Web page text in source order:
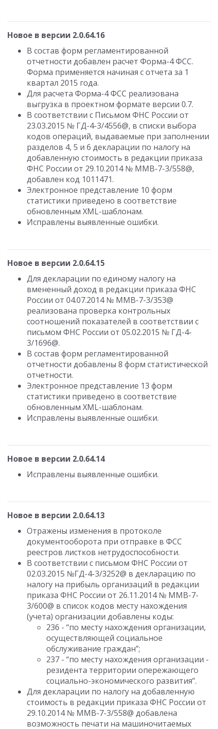
Новое в версии 2.0.64.16
В состав форм регламентированной
отчетности добавлен расчет Форма-4 ФСС.
Форма применяется начиная с отчета за 1
квартал 2015 года.
Для расчета Форма-4 ФСС реализована
выгрузка в проектном формате версии 0.7.
В соответствии с Письмом ФНС России от
23.03.2015 № ГД-4-3/4556@, в списки выбора
кодов операций, выдаваемые при заполнении
разделов 4, 5 и 6 декларации по налогу на
добавленную стоимость в редакции приказа
ФНС России от 29.10.2014 № ММВ-7-3/558@,
добавлен код 1011471.
Электронное представление 10 форм
статистики приведено в соответствие
обновленным XML-шаблонам.
Исправлены выявленные ошибки.
Новое в версии 2.0.64.15
Для декларации по единому налогу на
вмененный доход в редакции приказа ФНС
России от 04.07.2014 № ММВ-7-3/353@
реализована проверка контрольных
соотношений показателей в соответствии с
письмом ФНС России от 05.02.2015 № ГД-4-
3/1696@.
В состав форм регламентированной
отчетности добавлены 8 форм статистической
отчетности.
Электронное представление 13 форм
статистики приведено в соответствие
обновленным XML-шаблонам.
Исправлены выявленные ошибки.
Новое в версии 2.0.64.14
Исправлены выявленные ошибки.
Новое в версии 2.0.64.13
Отражены изменения в протоколе
документооборота при отправке в ФСС
реестров листков нетрудоспособности.
В соответствии с письмом ФНС России от
02.03.2015 №ГД-4-3/3252@ в декларацию по
налогу на прибыль организаций в редакции
приказа ФНС России от 26.11.2014 № ММВ-7-
3/600@ в список кодов месту нахождения
(учета) организации добавлены коды:
236 - “по месту нахождения организации,
осуществляющей социальное
обслуживание граждан”;
237 - “по месту нахождения организации -
резидента территории опережающего
социально-экономического развития”.
Для декларации по налогу на добавленную
стоимость в редакции приказа ФНС России от
29.10.2014 № ММВ-7-3/558@ добавлена
возможность печати на машиночитаемых